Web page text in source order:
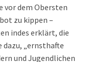
vor dem Obersten
zu kippen –
indes erklärt, die
dazu, „ernsthafte
und Jugendlichen